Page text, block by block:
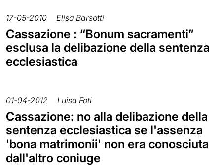
17-05-2010 Elisa Barsotti
Cassazione : “Bonum sacramenti”
esclusa la delibazione della sentenza
ecclesiastica
01-04-2012 Luisa Foti
Cassazione: no alla delibazione della
sentenza ecclesiastica se l'assenza
'bona matrimonii' non era conosciuta
dall'altro coniuge